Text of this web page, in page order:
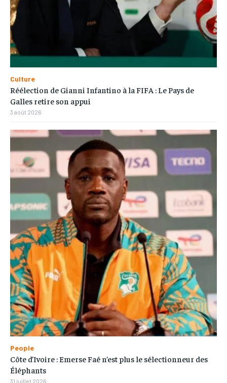
Culture
Réélection de Gianni Infantino à la FIFA : Le Pays de
Galles retire son appui
3 août 2026
People
Côte d’Ivoire : Emerse Faé n’est plus le sélectionneur des
Éléphants
31 juillet 2026